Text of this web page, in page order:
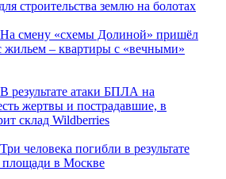
строительства землю на болотах
На смену «схемы Долиной» пришёл
– квартиры с «вечными»
В результате атаки БПЛА на
жертвы и пострадавшие, в
склад Wildberries
Три человека погибли в результате
площади в Москве